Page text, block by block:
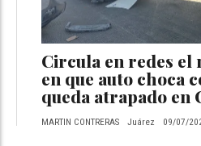
Circula en redes el
en que auto choca
queda atrapado en
MARTIN CONTRERAS Juárez 09/07/